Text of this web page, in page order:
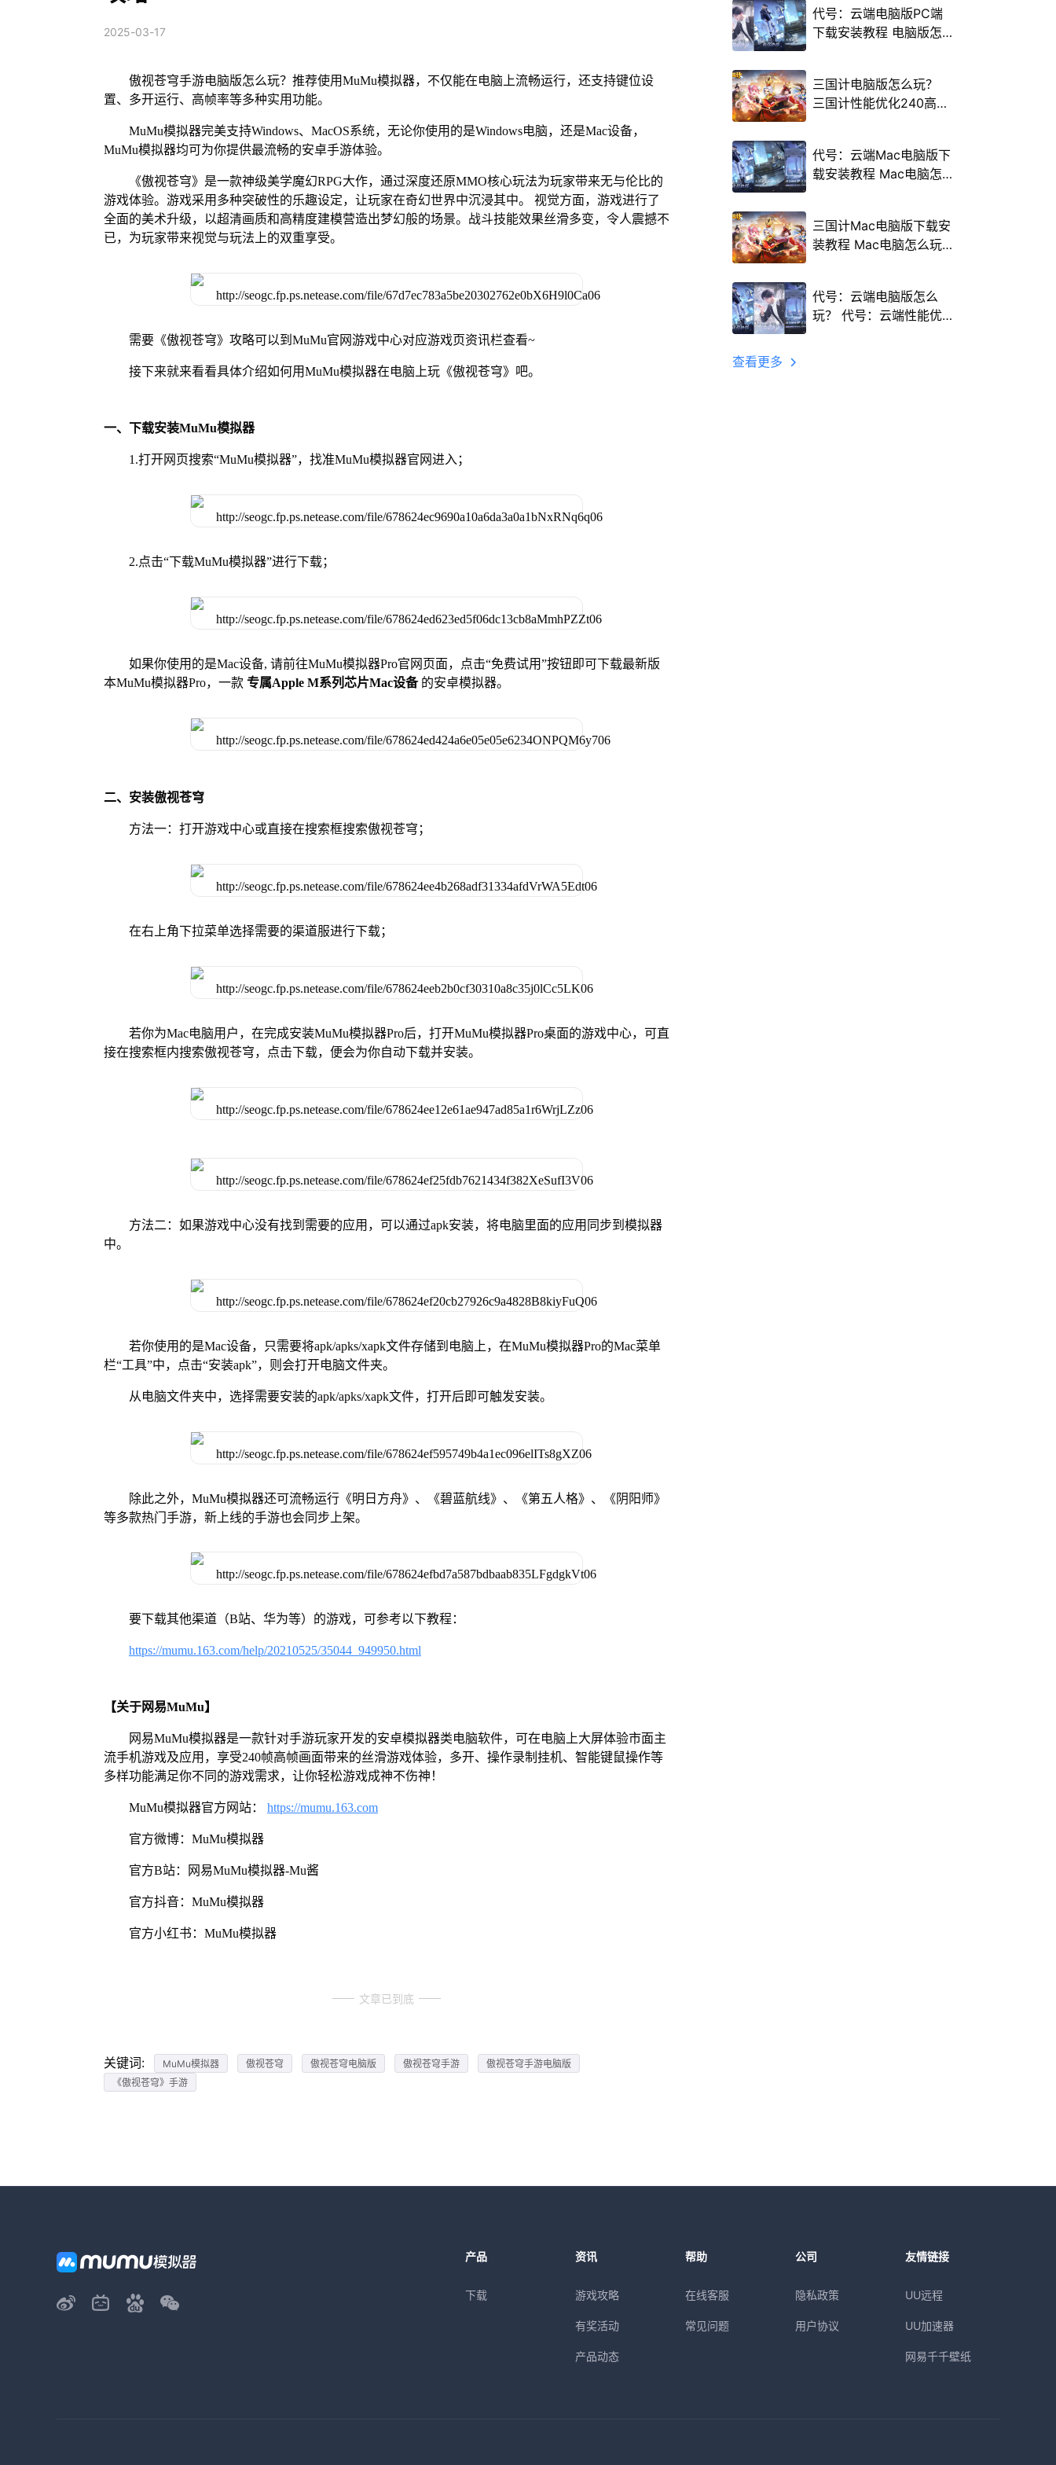
2025-03-17
傲视苍穹手游电脑版怎么玩？推荐使用MuMu模拟器，不仅能在电脑上流畅运行，还支持键位设
置、多开运行、高帧率等多种实用功能。
MuMu模拟器完美支持Windows、MacOS系统，无论你使用的是Windows电脑，还是Mac设备，
MuMu模拟器均可为你提供最流畅的安卓手游体验。
《傲视苍穹》是一款神级美学魔幻RPG大作，通过深度还原MMO核心玩法为玩家带来无与伦比的
游戏体验。游戏采用多种突破性的乐趣设定，让玩家在奇幻世界中沉浸其中。 视觉方面，游戏进行了
全面的美术升级，以超清画质和高精度建模营造出梦幻般的场景。战斗技能效果丝滑多变，令人震撼不
已，为玩家带来视觉与玩法上的双重享受。
需要《傲视苍穹》攻略可以到MuMu官网游戏中心对应游戏页资讯栏查看~
接下来就来看看具体介绍如何用MuMu模拟器在电脑上玩《傲视苍穹》吧。
一、下载安装MuMu模拟器
1.打开网页搜索“MuMu模拟器”，找准MuMu模拟器官网进入；
2.点击“下载MuMu模拟器”进行下载；
如果你使用的是Mac设备, 请前往MuMu模拟器Pro官网页面，点击“免费试用”按钮即可下载最新版
本MuMu模拟器Pro，一款 专属Apple M系列芯片Mac设备 的安卓模拟器。
二、安装傲视苍穹
方法一：打开游戏中心或直接在搜索框搜索傲视苍穹；
在右上角下拉菜单选择需要的渠道服进行下载；
若你为Mac电脑用户，在完成安装MuMu模拟器Pro后，打开MuMu模拟器Pro桌面的游戏中心，可直
接在搜索框内搜索傲视苍穹，点击下载，便会为你自动下载并安装。
方法二：如果游戏中心没有找到需要的应用，可以通过apk安装，将电脑里面的应用同步到模拟器
中。
若你使用的是Mac设备，只需要将apk/apks/xapk文件存储到电脑上，在MuMu模拟器Pro的Mac菜单
栏“工具”中，点击“安装apk”，则会打开电脑文件夹。
从电脑文件夹中，选择需要安装的apk/apks/xapk文件，打开后即可触发安装。
除此之外，MuMu模拟器还可流畅运行《明日方舟》、《碧蓝航线》、《第五人格》、《阴阳师》
等多款热门手游，新上线的手游也会同步上架。
要下载其他渠道（B站、华为等）的游戏，可参考以下教程：
https://mumu.163.com/help/20210525/35044_949950.html
【关于网易MuMu】
网易MuMu模拟器是一款针对手游玩家开发的安卓模拟器类电脑软件，可在电脑上大屏体验市面主
流手机游戏及应用，享受240帧高帧画面带来的丝滑游戏体验，多开、操作录制挂机、智能键鼠操作等
多样功能满足你不同的游戏需求，让你轻松游戏成神不伤神！
MuMu模拟器官方网站： https://mumu.163.com
官方微博：MuMu模拟器
官方B站：网易MuMu模拟器-Mu酱
官方抖音：MuMu模拟器
官方小红书：MuMu模拟器
文章已到底
关键词: MuMu模拟器 傲视苍穹 傲视苍穹电脑版 傲视苍穹手游
傲视苍穹手游电脑版
《傲视苍穹》手游
代号：云端电脑版PC端
下载安装教程 电脑版怎
三国计电脑版怎么玩？
三国计性能优化240高帧
代号：云端Mac电脑版下
载安装教程 Mac电脑怎
三国计Mac电脑版下载安
装教程 Mac电脑怎么玩
代号：云端电脑版怎么
玩？ 代号：云端性能优
查看更多
产品
下载
资讯
游戏攻略
有奖活动
产品动态
帮助
在线客服
常见问题
公司
隐私政策
用户协议
友情链接
UU远程
UU加速器
网易千千壁纸